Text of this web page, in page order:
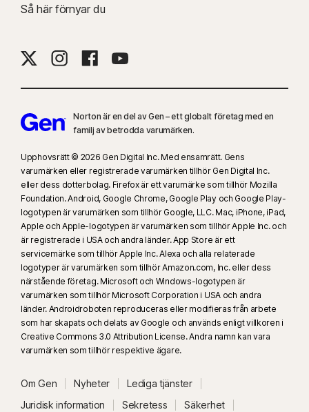
Så här förnyar du
Norton är en del av Gen – ett globalt företag med en
familj av betrodda varumärken.
Upphovsrätt © 2026 Gen Digital Inc. Med ensamrätt. Gens
varumärken eller registrerade varumärken tillhör Gen Digital Inc.
eller dess dotterbolag. Firefox är ett varumärke som tillhör Mozilla
Foundation. Android, Google Chrome, Google Play och Google Play-
logotypen är varumärken som tillhör Google, LLC. Mac, iPhone, iPad,
Apple och Apple-logotypen är varumärken som tillhör Apple Inc. och
är registrerade i USA och andra länder. App Store är ett
servicemärke som tillhör Apple Inc. Alexa och alla relaterade
logotyper är varumärken som tillhör Amazon.com, Inc. eller dess
närstående företag. Microsoft och Windows-logotypen är
varumärken som tillhör Microsoft Corporation i USA och andra
länder. Androidroboten reproduceras eller modifieras från arbete
som har skapats och delats av Google och används enligt villkoren i
Creative Commons 3.0 Attribution License. Andra namn kan vara
varumärken som tillhör respektive ägare.
Om Gen Nyheter
Lediga tjänster
Juridisk information
Sekretess Säkerhet